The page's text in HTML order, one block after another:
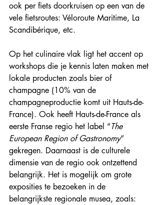
ook per fiets doorkruisen op een van de
vele fietsroutes: Véloroute Maritime, La
Scandibérique, etc.
Op het culinaire vlak ligt het accent op
workshops die je kennis laten maken met
lokale producten zoals bier of
champagne (10% van de
champagneproductie komt uit Hauts-de-
France). Ook heeft Hauts-de-France als
eerste Franse regio het label “The
European Region of Gastronomy”
gekregen. Daarnaast is de culturele
dimensie van de regio ook ontzettend
belangrijk. Het is mogelijk om grote
exposities te bezoeken in de
belangrijkste regionale musea, zoals: